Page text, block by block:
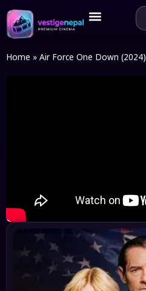
Home » Air Force One Down (2024)